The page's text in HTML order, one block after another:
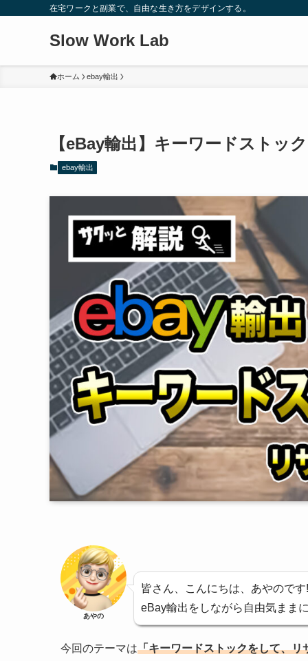
在宅ワークと副業で、自由な生き方をデザインする。
Slow Work Lab
ホーム ebay輸出
【eBay輸出】キーワードストッ
ebay輸出
あやの
皆さん、こんにちは、あやのです!
eBay輸出をしながら自由気まま
今回のテーマは「キーワードストックをして、リ